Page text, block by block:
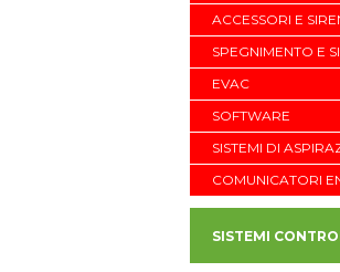
ACCESSORI E
SPEGNIMENTO E
EVAC
SOFTWARE
SISTEMI DI
COMUNICATORI
SISTEMI